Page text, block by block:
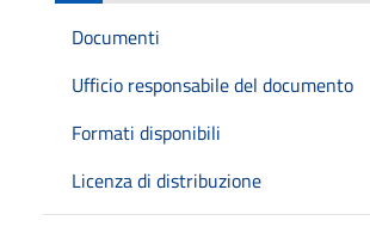
Documenti
Ufficio responsabile del documento
Formati disponibili
Licenza di distribuzione